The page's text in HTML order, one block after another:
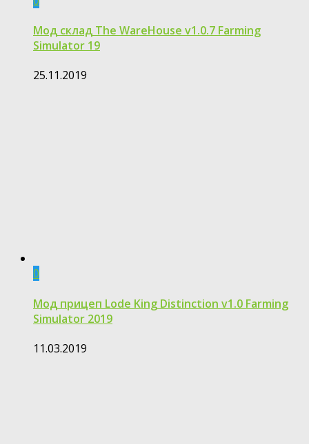
Мод склад The WareHouse v1.0.7 Farming
Simulator 19
25.11.2019
0
Moд прицеп Lode King Distinction v1.0 Farming
Simulator 2019
11.03.2019